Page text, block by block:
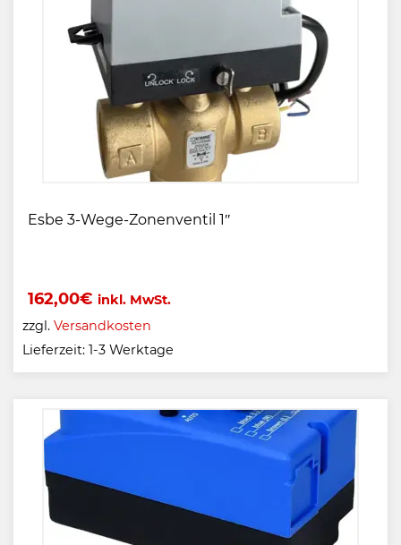
Esbe 3-Wege-Zonenventil 1″
162,00€ inkl. MwSt.
zzgl. Versandkosten
Lieferzeit: 1-3 Werktage